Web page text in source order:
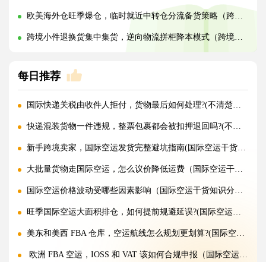
欧美海外仓旺季爆仓，临时就近中转仓分流备货策略（跨境电商卖家请注意）
跨境小件退换货集中集货，逆向物流拼柜降本模式（跨境物流干货知识分享）
每日推荐
国际快递关税由收件人拒付，货物最后如何处理?(不清楚的外贸人看过来)
快递混装货物一件违规，整票包裹都会被扣押退回吗?(不清楚的外贸人看过来)
新手跨境卖家，国际空运发货完整避坑指南(国际空运干货知识分享)
大批量货物走国际空运，怎么议价降低运费（国际空运干货知识分享）
国际空运价格波动受哪些因素影响（国际空运干货知识分享）
旺季国际空运大面积排仓，如何提前规避延误?(国际空运干货知识分享)
美东和美西 FBA 仓库，空运航线怎么规划更划算?(国际空运干货知识分享)
欧洲 FBA 空运，IOSS 和 VAT 该如何合规申报（国际空运干货知识分享）